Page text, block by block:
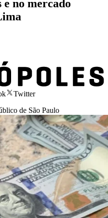
e no mercado
Twitter
de São Paulo